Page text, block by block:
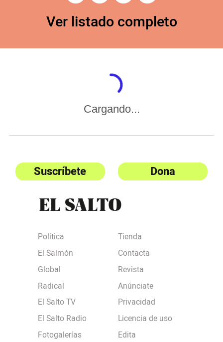
Ver listado completo
Cargando...
Suscríbete Dona
Política
El Salmón
Global
Radical
El Salto TV
El Salto Radio
Fotogalerías
Tienda
Contacta
Revista
Anúnciate
Privacidad
Licencia de uso
Edita